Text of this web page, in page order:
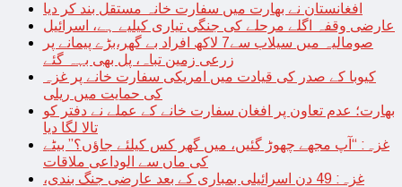
افغانستان نے بھارت میں سفارت خانہ مستقل بند کر دیا
عارضی وقفہ اگلے مرحلے کی جنگی تیاری کیلیے ہے، اسرائیل
صومالیہ میں سیلاب سے7 لاکھ افراد بے گھر،بڑے پیمانے پر
زرعی زمین تباہ، پل بھی بہہ گئے
کیوبا کے صدر کی قیادت میں امریکی سفارت خانے پر غزہ
کی حمایت میں ریلی
بھارت؛ عدم تعاون پر افغان سفارت خانے کے عملے نے دفتر کو
تالا لگا دیا
غزہ: “آپ مجھے چھوڑ گئیں، میں گھر کس کیلئے جاؤں؟” بیٹے
کی ماں سے الوداعی ملاقات
غزہ: 49 دن اسرائیلی بمباری کے بعد عارضی جنگ بندی،